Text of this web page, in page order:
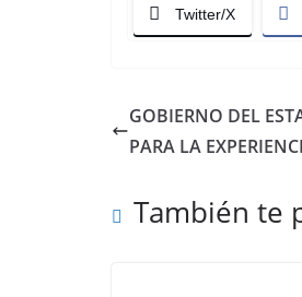
Twitter/X
GOBIERNO DEL
PARA LA
También te